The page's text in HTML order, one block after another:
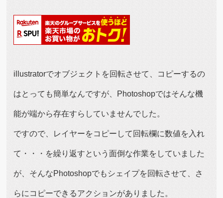
illustratorでオブジェクトを回転させて、コピーするの
はとっても簡単なんですが、Photoshopではそんな機
能が端から存在すらしていませんでした。
ですので、レイヤーをコピーして回転欄に数値を入れ
て・・・を繰り返すという面倒な作業をしていました
が、そんなPhotoshopでもシェイプを回転させて、さ
らにコピーできるアクションがありました。